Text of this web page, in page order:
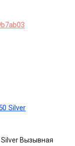
Silver
Вызывная